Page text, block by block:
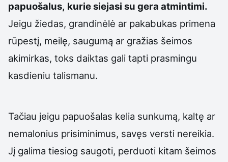
papuošalus, kurie siejasi su gera atmintimi.
Jeigu žiedas, grandinėlė ar pakabukas primena
rūpestį, meilę, saugumą ar gražias šeimos
akimirkas, toks daiktas gali tapti prasmingu
kasdieniu talismanu.
Tačiau jeigu papuošalas kelia sunkumą, kaltę ar
nemalonius prisiminimus, savęs versti nereikia.
Jį galima tiesiog saugoti, perduoti kitam šeimos